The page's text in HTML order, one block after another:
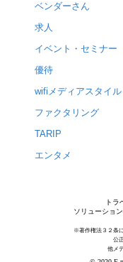
ベンダーさん
求人
イベント・セミナー
優待
wifiメディアスタイル
ファクタリング
TARIP
エンタメ
トラ
ソリューショ
※著作権法３２条
公
他メ